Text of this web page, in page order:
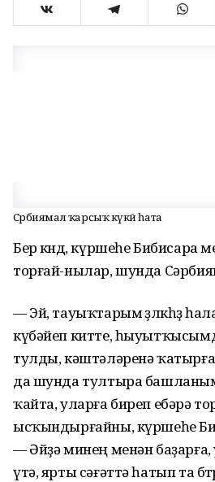
Сәрбиямал ҡарсыҡ күкәй һата
Бер көндө, күршеһе Бибисара
торғай-нылар, шунда
— Эй, тауыҡтарым өҙлөкһөҙ
күбәйеп китте,
тулды, кәштәләренә
да шунда тултыра
ҡайта, уларға биреп ебәрә
ысҡындырғайны, күршеһе
— Әйҙә минең менән
үтә, ярты сәғәттә һатып та